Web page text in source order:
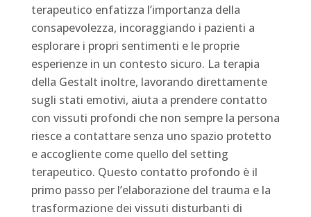
terapeutico enfatizza l’importanza della
consapevolezza, incoraggiando i pazienti a
esplorare i propri sentimenti e le proprie
esperienze in un contesto sicuro. La terapia
della Gestalt inoltre, lavorando direttamente
sugli stati emotivi, aiuta a prendere contatto
con vissuti profondi che non sempre la persona
riesce a contattare senza uno spazio protetto
e accogliente come quello del setting
terapeutico. Questo contatto profondo è il
primo passo per l’elaborazione del trauma e la
trasformazione dei vissuti disturbanti di